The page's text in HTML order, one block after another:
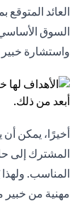
العائد المتوقع
السوق
واستشارة خبير
أخيرًا، يمكن
المشترك إلى
المناسب.
مهنية من خبير